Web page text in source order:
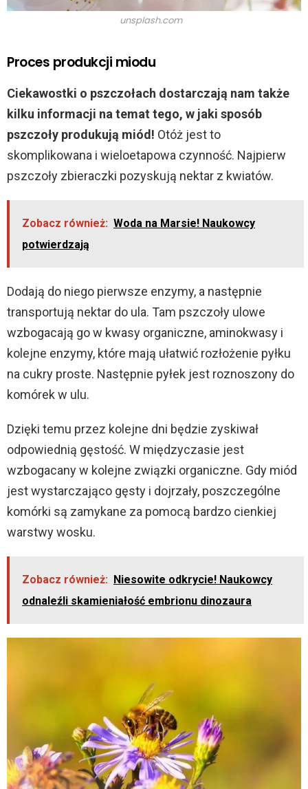
unsplash.com
Proces produkcji miodu
Ciekawostki o pszczołach dostarczają nam także
kilku informacji na temat tego, w jaki sposób
pszczoły produkują miód! Otóż jest to
skomplikowana i wieloetapowa czynność. Najpierw
pszczoły zbieraczki pozyskują nektar z kwiatów.
Zobacz również: Woda na Marsie! Naukowcy
potwierdzają
Dodają do niego pierwsze enzymy, a następnie
transportują nektar do ula. Tam pszczoły ulowe
wzbogacają go w kwasy organiczne, aminokwasy i
kolejne enzymy, które mają ułatwić rozłożenie pyłku
na cukry proste. Następnie pyłek jest roznoszony do
komórek w ulu.
Dzięki temu przez kolejne dni będzie zyskiwał
odpowiednią gęstość. W międzyczasie jest
wzbogacany w kolejne związki organiczne. Gdy miód
jest wystarczająco gęsty i dojrzały, poszczególne
komórki są zamykane za pomocą bardzo cienkiej
warstwy wosku.
Zobacz również: Niesowite odkrycie! Naukowcy
odnaleźli skamieniałość embrionu dinozaura